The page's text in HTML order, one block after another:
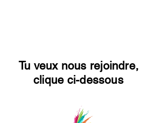
Tu veux nous rejoindre,
clique ci-dessous